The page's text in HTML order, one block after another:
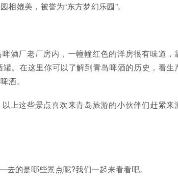
媲美，被誉为“东方梦幻乐园”。
酒厂老厂房内，一幢幢红色的洋房很有味道，
。在这里你可以了解到青岛啤酒的历史，看生
酒。
上这些景点喜欢来青岛旅游的小伙伴们赶紧来
的是哪些景点呢?我们一起来看看吧。